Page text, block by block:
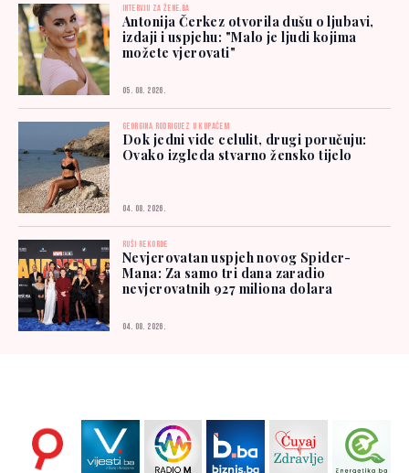
INTERVJU ZA ŽENE.BA
Antonija Čerkez otvorila dušu o ljubavi,
izdaji i uspjehu: "Malo je ljudi kojima
možete vjerovati"
05. 08. 2026.
GEORGINA RODRIGUEZ U KUPAĆEM
Dok jedni vide celulit, drugi poručuju:
Ovako izgleda stvarno žensko tijelo
04. 08. 2026.
RUŠI REKORDE
Nevjerovatan uspjeh novog Spider-
Mana: Za samo tri dana zaradio
nevjerovatnih 927 miliona dolara
04. 08. 2026.